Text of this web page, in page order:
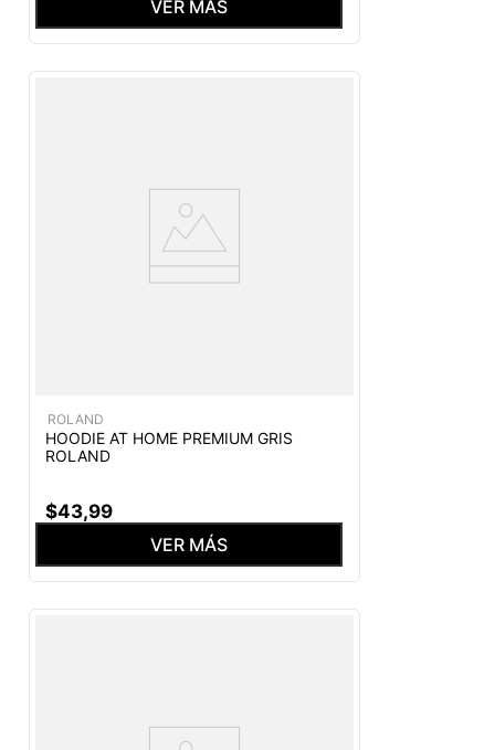
VER MÁS
ROLAND
HOODIE AT HOME PREMIUM GRIS
ROLAND
$43,99
VER MÁS